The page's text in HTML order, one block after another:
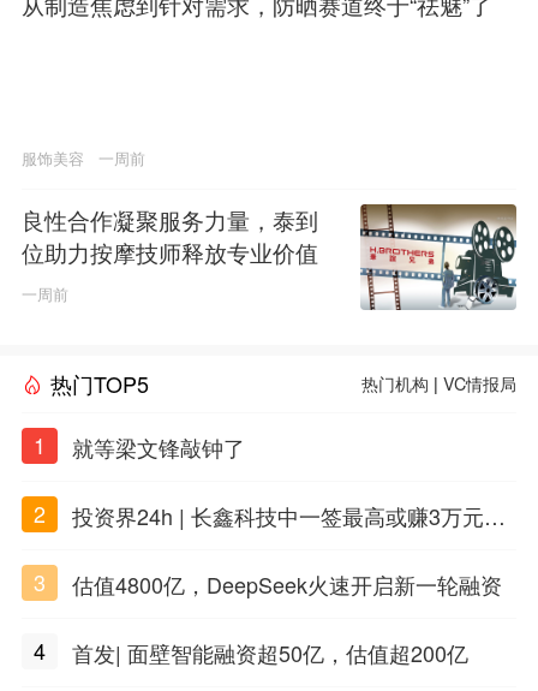
服饰美容 一周前
良性合作凝聚服务力量，泰到
位助力按摩技师释放专业价值
一周前
热门TOP5 热门机构 |VC情报局
1 就等梁文锋敲钟了
2
投资界24h | 长鑫科技中一签最高或赚3万元；
兴质新域基金
3 估值4800亿，DeepSeek火速开启新一轮融资
4 首发| 面壁智能融资超50亿，估值超200亿